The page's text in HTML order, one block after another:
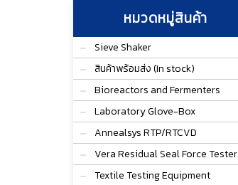
หมวดหมู่สินค้า
Sieve Shaker
สินค้าพร้อมส่ง (In stock)
Bioreactors and Fermenters
Laboratory Glove-Box
Annealsys RTP/RTCVD
Vera Residual Seal Force Tester
Textile Testing Equipment